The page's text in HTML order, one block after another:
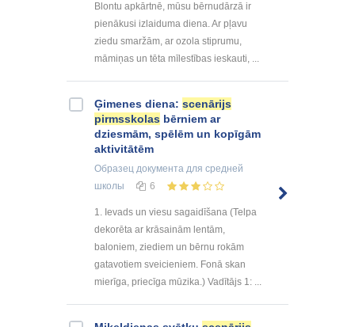
Blontu apkārtnē, mūsu bērnudārzā ir
pienākusi izlaiduma diena. Ar pļavu
ziedu smaržām, ar ozola stiprumu,
māmiņas un tēta mīlestības ieskauti, ...
Ģimenes diena: scenārijs
pirmsskolas bērniem ar
dziesmām, spēlēm un kopīgām
aktivitātēm
Образец документа для средней
школы
6
1. Ievads un viesu sagaidīšana (Telpa
dekorēta ar krāsainām lentām,
baloniem, ziediem un bērnu rokām
gatavotiem sveicieniem. Fonā skan
mierīga, priecīga mūzika.) Vadītājs 1: ...